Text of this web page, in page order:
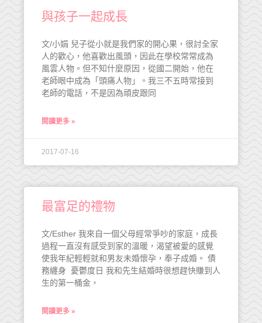
與孩子一起成長
文/小娟 兒子從小就是我們家的開心果，很討全家
人的歡心，他喜歡出風頭，因此在學校常常成為
風雲人物。但不知什麼原因，從國二開始，他在
老師眼中成為「頭痛人物」。我三不五時常接到
老師的電話，不是因為頑皮跟同
閱讀更多 »
2017-07-16
最富足的禮物
文/Esther 我來自一個父母經常爭吵的家庭，成長
過程一直沒有感受到家的溫暖，渴望被愛的感覺
使我年紀輕輕就和男友未婚懷孕，奉子成婚。 債
務纏身 憂鬱度日 我和先生結婚時很想趕快賺到人
生的第一桶金，
閱讀更多 »